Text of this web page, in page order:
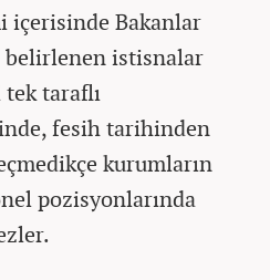
içerisinde Bakanlar
belirlenen istisnalar
taraflı
fesih tarihinden
kurumların
pozisyonlarında